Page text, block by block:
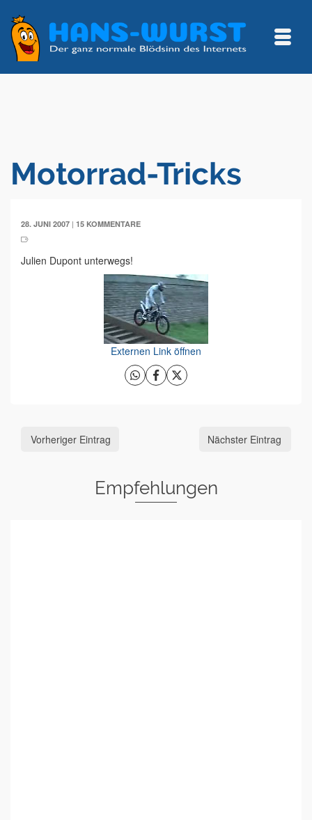
Motorrad-Tricks
28. JUNI 2007 | 15 KOMMENTARE
Julien Dupont unterwegs!
Externen Link öffnen
Vorheriger Eintrag Nächster Eintrag
Empfehlungen